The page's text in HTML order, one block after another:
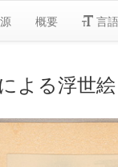
概要 言語
よる浮世絵